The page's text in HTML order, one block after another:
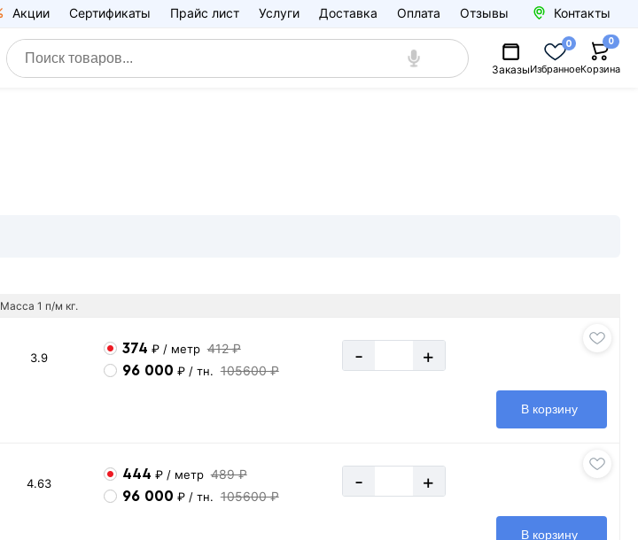
Акции Сертификаты Прайс лист Услуги Доставка Оплата Отзывы Контакты
ЗаказыИзбранное
0
Корзина
0
Масса 1 п/м кг.
3.9
374 ₽ / метр 412 ₽
96 000 ₽ / тн. 105600 ₽
- +
В корзину
4.63
444 ₽ / метр 489 ₽
96 000 ₽ / тн. 105600 ₽
- +
В корзину